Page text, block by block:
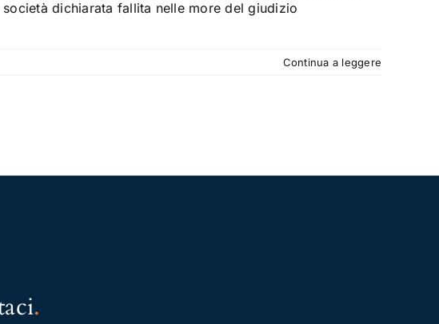
dichiarata fallita nelle more del giudizio
Continua a leggere
.